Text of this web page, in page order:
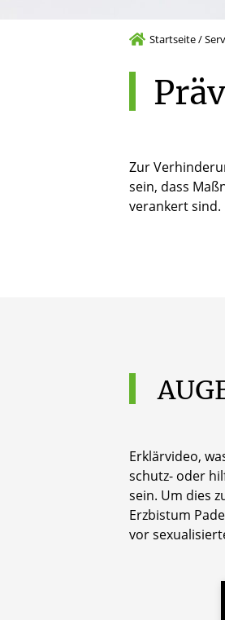
Startseite/
Zur
sein, dass
verankert sind.
Erklärvideo,
schutz- oder
sein. Um dies
Erzbistum
vor